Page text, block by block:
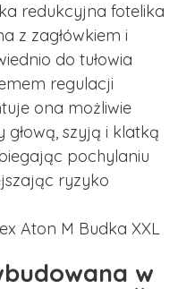
redukcyjna fotelika
z zagłówkiem i
do tułowia
regulacji
ona możliwie
głową, szyją i klatką
pochylaniu
ryzyko
w